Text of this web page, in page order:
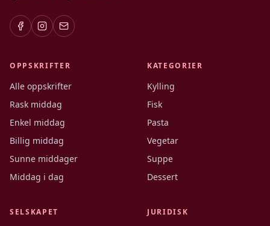
OPPSKRIFTER
Alle oppskrifter
Rask middag
Enkel middag
Billig middag
Sunne middager
Middag i dag
KATEGORIER
Kylling
Fisk
Pasta
Vegetar
Suppe
Dessert
SELSKAPET JURIDISK